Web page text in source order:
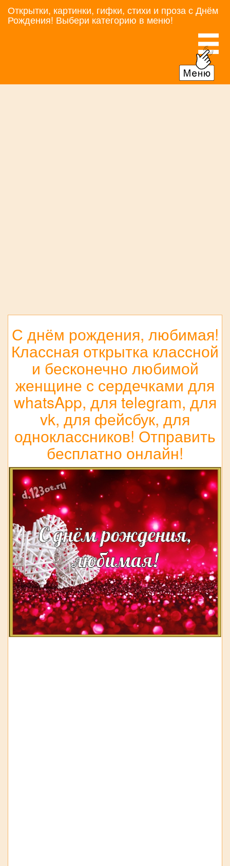
Открытки, картинки, гифки, стихи и проза с Днём
Рождения! Выбери категорию в меню!
С днём рождения, любимая!
Классная открытка классной
и бесконечно любимой
женщине с сердечками для
whatsApp, для telegram, для
vk, для фейсбук, для
одноклассников! Отправить
бесплатно онлайн!